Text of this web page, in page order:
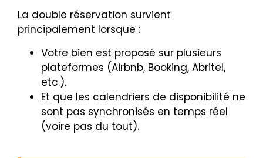
La double réservation survient
principalement lorsque :
Votre bien est proposé sur plusieurs
plateformes (Airbnb, Booking, Abritel,
etc.).
Et que les calendriers de disponibilité ne
sont pas synchronisés en temps réel
(voire pas du tout).